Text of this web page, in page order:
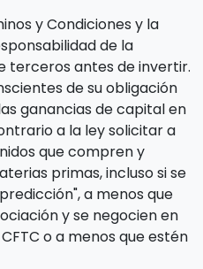
y Condiciones y la
de la
terceros antes de invertir.
de su obligación
ganancias de capital en
a la ley solicitar a
que compren y
primas, incluso si se
a menos que
y se negocien en
o a menos que estén